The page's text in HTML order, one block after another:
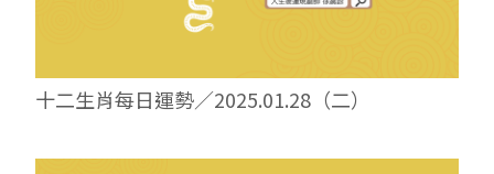
十二生肖每日運勢／2025.01.28（二）